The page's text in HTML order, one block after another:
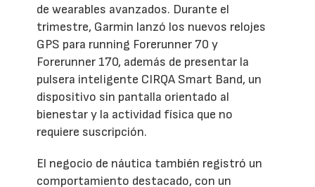
de wearables avanzados. Durante el
trimestre, Garmin lanzó los nuevos relojes
GPS para running Forerunner 70 y
Forerunner 170, además de presentar la
pulsera inteligente CIRQA Smart Band, un
dispositivo sin pantalla orientado al
bienestar y la actividad física que no
requiere suscripción.
El negocio de náutica también registró un
comportamiento destacado, con un